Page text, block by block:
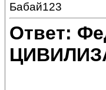
Бабай123
Ответ: